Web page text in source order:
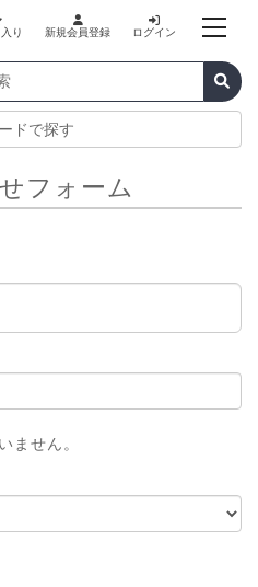
り 新規会員登録 ログイン
ドで探す
フォーム
ません。